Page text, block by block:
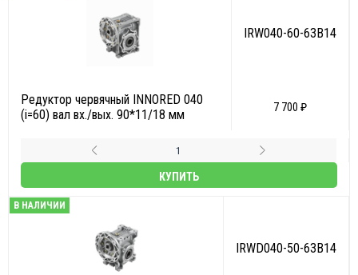
IRW040-60-63B14
Редуктор червячный INNORED 040
(i=60) вал вх./вых. 90*11/18 мм
7 700 ₽
КУПИТЬ
В НАЛИЧИИ
IRWD040-50-63B14